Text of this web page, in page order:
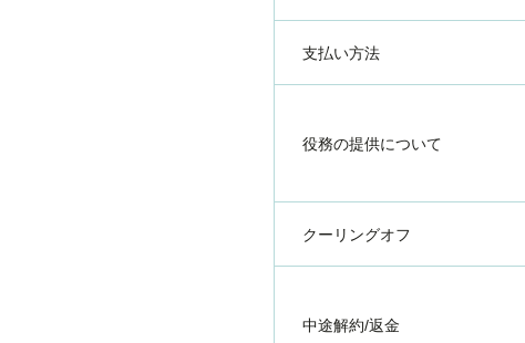
支払い方法
役務の提供について
クーリングオフ
中途解約/返金